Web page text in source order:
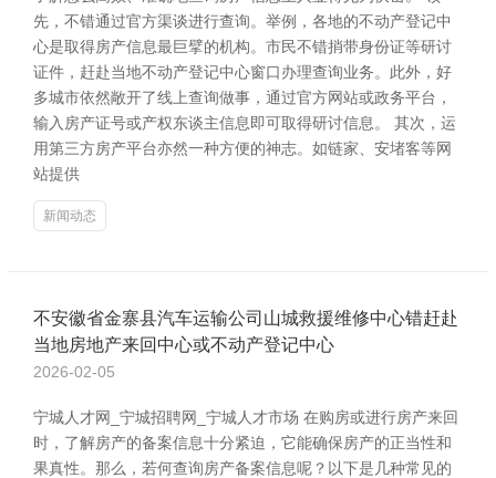
先，不错通过官方渠谈进行查询。举例，各地的不动产登记中
心是取得房产信息最巨擘的机构。市民不错捎带身份证等研讨
证件，赶赴当地不动产登记中心窗口办理查询业务。此外，好
多城市依然敞开了线上查询做事，通过官方网站或政务平台，
输入房产证号或产权东谈主信息即可取得研讨信息。 其次，运
用第三方房产平台亦然一种方便的神志。如链家、安堵客等网
站提供
新闻动态
不安徽省金寨县汽车运输公司山城救援维修中心错赶赴
当地房地产来回中心或不动产登记中心
2026-02-05
宁城人才网_宁城招聘网_宁城人才市场 在购房或进行房产来回
时，了解房产的备案信息十分紧迫，它能确保房产的正当性和
果真性。那么，若何查询房产备案信息呢？以下是几种常见的